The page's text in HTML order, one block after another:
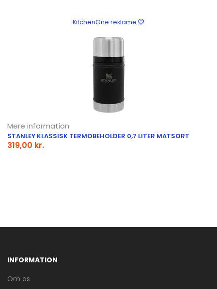
KitchenOne reklame
Mere information
STANLEY KLASSISK TERMOBEHOLDER 0,7 LITER MATSORT
319,00 kr.
INFORMATION
Om os